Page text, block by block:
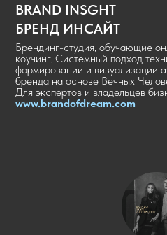
BRAND INSGHT
БРЕНД ИНСАЙТ
Брендинг-студия, обучающие
коучинг. Системный подход
формировании и визуализации
бренда на основе Вечных
Для экспертов и владельцев
www.brandofdream.com